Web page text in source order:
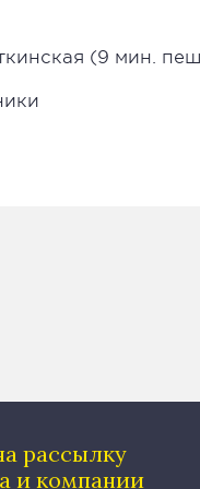
(9 мин.
рассылку
и компании